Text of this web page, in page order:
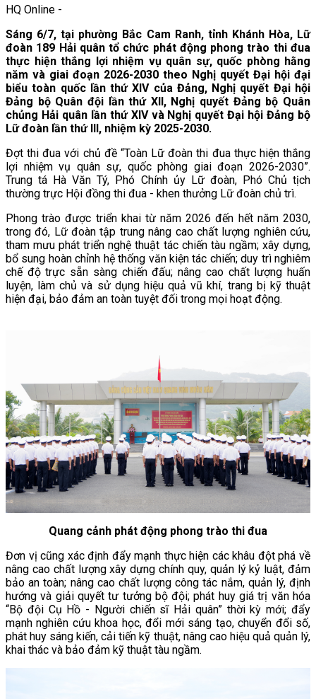
HQ Online -
Sáng 6/7, tại phường Bắc Cam Ranh, tỉnh Khánh Hòa, Lữ
đoàn 189 Hải quân tổ chức phát động phong trào thi đua
thực hiện thắng lợi nhiệm vụ quân sự, quốc phòng hằng
năm và giai đoạn 2026-2030 theo Nghị quyết Đại hội đại
biểu toàn quốc lần thứ XIV của Đảng, Nghị quyết Đại hội
Đảng bộ Quân đội lần thứ XII, Nghị quyết Đảng bộ Quân
chủng Hải quân lần thứ XIV và Nghị quyết Đại hội Đảng bộ
Lữ đoàn lần thứ III, nhiệm kỳ 2025-2030.
Đợt thi đua với chủ đề “Toàn Lữ đoàn thi đua thực hiện thắng
lợi nhiệm vụ quân sự, quốc phòng giai đoạn 2026-2030”.
Trung tá Hà Văn Tý, Phó Chính ủy Lữ đoàn, Phó Chủ tịch
thường trực Hội đồng thi đua - khen thưởng Lữ đoàn chủ trì.
Phong trào được triển khai từ năm 2026 đến hết năm 2030,
trong đó, Lữ đoàn tập trung nâng cao chất lượng nghiên cứu,
tham mưu phát triển nghệ thuật tác chiến tàu ngầm; xây dựng,
bổ sung hoàn chỉnh hệ thống văn kiện tác chiến; duy trì nghiêm
chế độ trực sẵn sàng chiến đấu; nâng cao chất lượng huấn
luyện, làm chủ và sử dụng hiệu quả vũ khí, trang bị kỹ thuật
hiện đại, bảo đảm an toàn tuyệt đối trong mọi hoạt động.
Quang cảnh phát động phong trào thi đua
Đơn vị cũng xác định đẩy mạnh thực hiện các khâu đột phá về
nâng cao chất lượng xây dựng chính quy, quản lý kỷ luật, đảm
bảo an toàn; nâng cao chất lượng công tác nắm, quản lý, định
hướng và giải quyết tư tưởng bộ đội; phát huy giá trị văn hóa
“Bộ đội Cụ Hồ - Người chiến sĩ Hải quân” thời kỳ mới; đẩy
mạnh nghiên cứu khoa học, đổi mới sáng tạo, chuyển đổi số,
phát huy sáng kiến, cải tiến kỹ thuật, nâng cao hiệu quả quản lý,
khai thác và bảo đảm kỹ thuật tàu ngầm.